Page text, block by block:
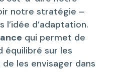
notre stratégie –
l’idée d’adaptation.
qui permet de
équilibré sur les
les envisager dans